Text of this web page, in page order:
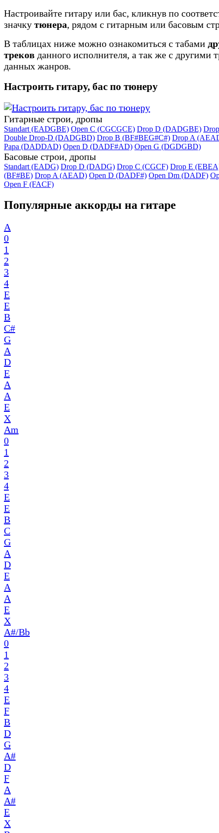
Настроивайте гитару или бас, кликнув по
значку тюнера, рядом с гитарным или басовым
В таблицах ниже можно ознакомиться с табами
треков данного исполнителя, а так же с другими
данных жанров.
Настроить гитару, бас по тюнеру
Гитарные строи, дропы
Standart (EADGBE) Open C (CGCGCE) Drop D (DADGBE)
Double Drop-D (DADGBD) Drop B (BF#BEG#C#) Drop A
Papa (DADDAD) Open D (DADF#AD) Open G (DGDGBD)
Басовые строи, дропы
Standart (EADG) Drop D (DADG) Drop C (CGCF) Drop E
(BF#BE) Drop A (AEAD) Open D (DADF#) Open Dm (DADF)
Open F (FACF)
Популярные аккорды на гитаре
A
0
1
2
3
4
E
E
B
C#
G
A
D
E
A
A
E
X
Am
0
1
2
3
4
E
E
B
C
G
A
D
E
A
A
E
X
A#/Bb
0
1
2
3
4
E
F
B
D
G
A#
D
F
A
A#
E
X